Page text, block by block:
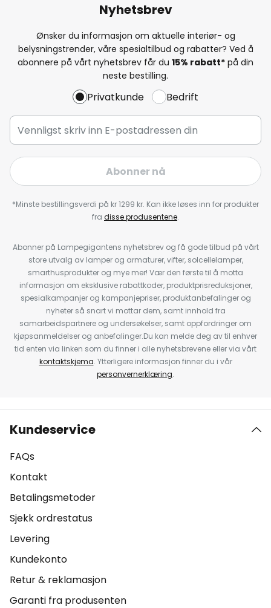
Nyhetsbrev
Ønsker du informasjon om aktuelle interiør- og
belysningstrender, våre spesialtilbud og rabatter? Ved å
abonnere på vårt nyhetsbrev får du 15% rabatt* på din
neste bestilling.
Privatkunde Bedrift
Abonner nå
*Minste bestillingsverdi på kr 1299 kr. Kan ikke løses inn for produkter
fra disse produsentene.
Abonner på Lampegigantens nyhetsbrev og få gode tilbud på vårt
store utvalg av lamper og armaturer, vifter, solcellelamper,
smarthusprodukter og mye mer! Vær den første til å motta
informasjon om eksklusive rabattkoder, produktprisreduksjoner,
spesialkampanjer og kampanjepriser, produktanbefalinger og
nyheter så snart vi mottar dem, samt innhold fra
samarbeidspartnere og undersøkelser, samt oppfordringer om
kjøpsanmeldelser og anbefalinger.Du kan melde deg av til enhver
tid enten via linken som du finner i alle nyhetsbrevene eller via vårt
kontaktskjema. Ytterligere informasjon finner du i vår
personvernerklæring.
Kundeservice
FAQs
Kontakt
Betalingsmetoder
Sjekk ordrestatus
Levering
Kundekonto
Retur & reklamasjon
Garanti fra produsenten